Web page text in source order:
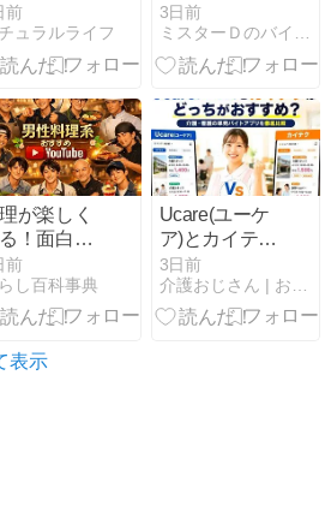
前
ュラルライフ
3日前
が楽しく
！面白い
料理系
おす
12選
前
し百科事典
Ucare(ユーケ
ア)とカイテク
はどっちがお
すすめ？｜介
護・看護の単
3日前
表示